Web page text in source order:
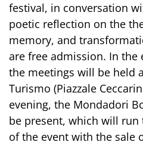
festival, in conversation
poetic reflection on the
memory, and
are free admission. In the
the meetings will be held
Turismo (Piazzale
evening, the Mondadori
be present, which will
of the event with the sale